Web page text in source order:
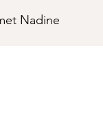
Nadine